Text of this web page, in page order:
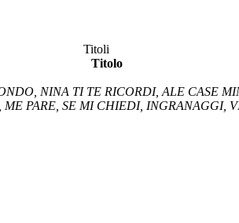
Titoli
Titolo
NINA TI TE RICORDI, ALE CASE
PARE, SE MI CHIEDI, INGRANAGGI,